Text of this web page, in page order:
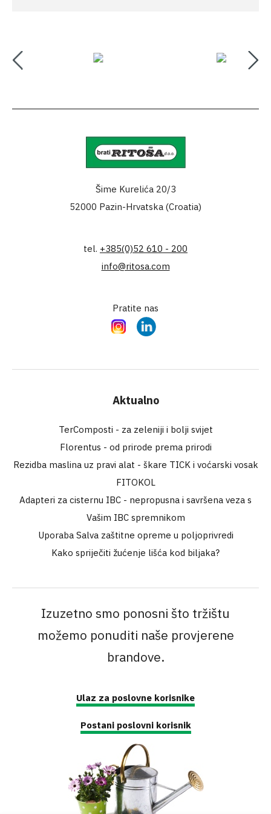
Šime Kurelića 20/3
52000 Pazin-Hrvatska (Croatia)
tel. +385(0)52 610 - 200
info@ritosa.com
Pratite nas
InstagramLinkedIn
Aktualno
TerComposti - za zeleniji i bolji svijet
Florentus - od prirode prema prirodi
Rezidba maslina uz pravi alat - škare TICK i voćarski vosak
FITOKOL
Adapteri za cisternu IBC - nepropusna i savršena veza s
Vašim IBC spremnikom
Uporaba Salva zaštitne opreme u poljoprivredi
Kako spriječiti žućenje lišća kod biljaka?
Izuzetno smo ponosni što tržištu
možemo ponuditi naše provjerene
brandove.
Ulaz za poslovne korisnike
Postani poslovni korisnik